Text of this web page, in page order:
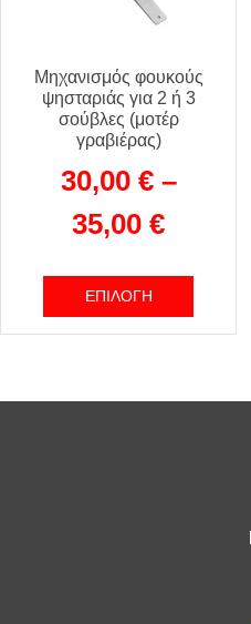
Μηχανισμός φουκούς
ψησταριάς για 2 ή 3
σούβλες (μοτέρ
γραβιέρας)
30,00 € –
35,00 €
ΕΠΙΛΟΓΉ